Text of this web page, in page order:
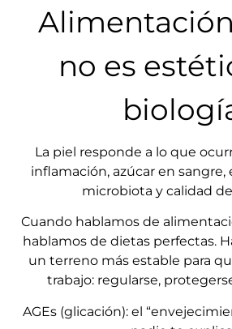
no es
La piel responde a lo que
inflamación, azúcar en sangre,
microbiota y calidad
Cuando hablamos de
hablamos de dietas perfectas.
un terreno más estable para
trabajo: regularse,
AGEs (glicación): el